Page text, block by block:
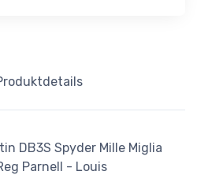
DB3S Spyder Mille Miglia
Parnell - Louis